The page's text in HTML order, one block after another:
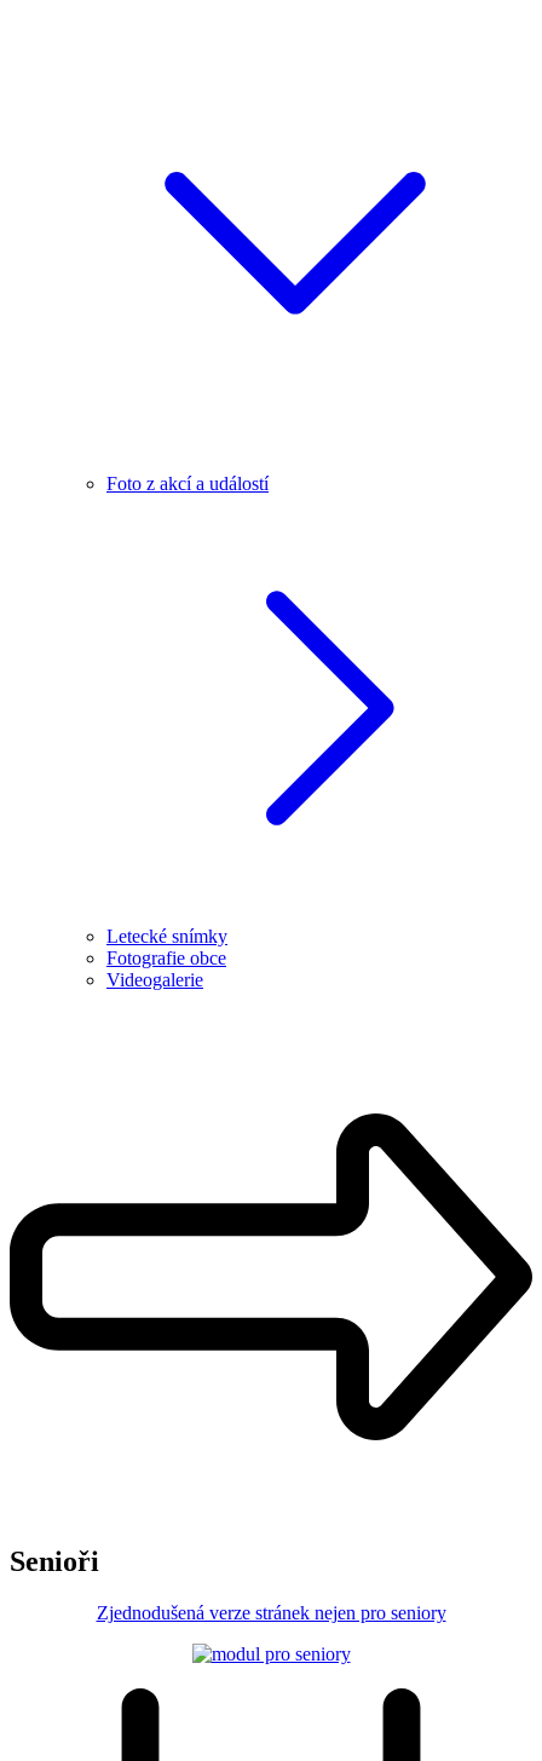
Foto z akcí a událostí
Letecké snímky
Fotografie obce
Videogalerie
Senioři
Zjednodušená verze stránek nejen pro seniory